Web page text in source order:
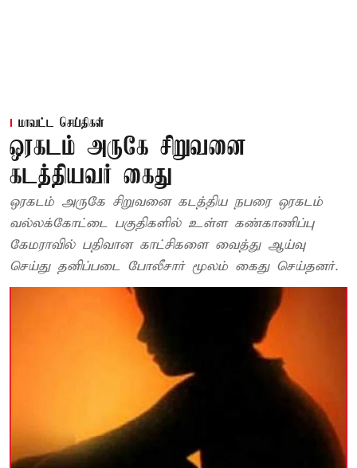
மாவட்ட செய்திகள்
ஒரகடம் அருகே சிறுவனை
கடத்தியவர் கைது
ஒரகடம் அருகே சிறுவனை கடத்திய நபரை ஒரகடம்
வல்லக்கோட்டை பகுதிகளில் உள்ள கண்காணிப்பு
கேமராவில் பதிவான காட்சிகளை வைத்து ஆய்வு
செய்து தனிப்படை போலீசார் மூலம் கைது செய்தனர்.